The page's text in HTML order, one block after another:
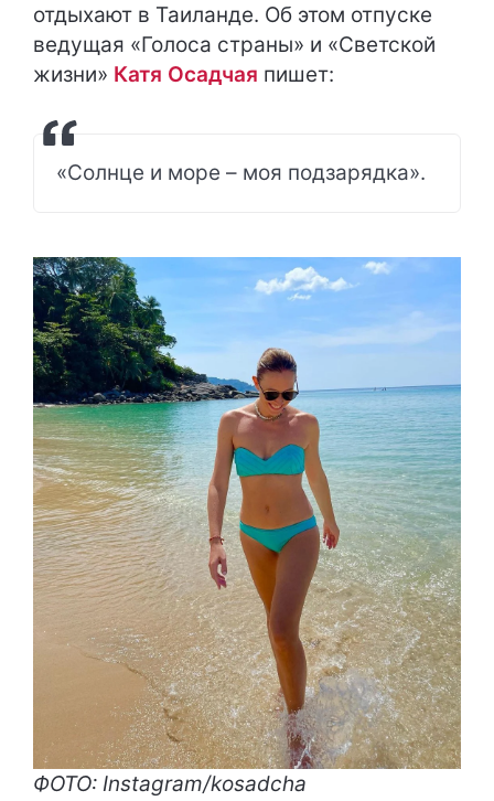
отдыхают в Таиланде. Об этом отпуске
ведущая «Голоса страны» и «Светской
жизни» Катя Осадчая пишет:
«Солнце и море – моя подзарядка».
ФОТО: Instagram/kosadcha